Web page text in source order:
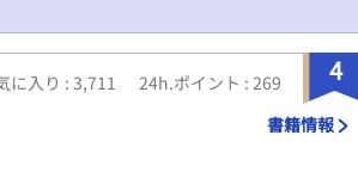
4
に入り : 3,711 24h.ポイント : 269
書籍情報